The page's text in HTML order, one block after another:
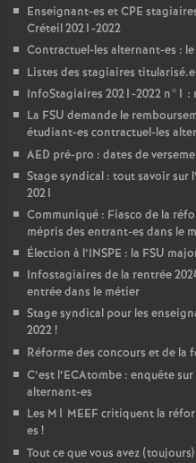
Enseignant-es etCPE
Créteil 2021-2022
Contractuel-les alternant-es : le
Listes des stagiaires
InfoStagiaires 2021-2022 n°1
La FSU demande le
étudiant-es contractuel-les
AED pré-pro : dates de
Stage syndical : tout savoir sur
2021
Communiqué : Fiasco de la
mépris des entrant-es dans le
Élection à l’INSPE : la FSU
Infostagiaires de la rentrée
entrée dans le métier
Stage syndical pour les
2022!
Réforme des concours et de
C’est l’ECAtombe : enquête
alternant-es
Les M1 MEEFcritiquent la
es !
Tout ce que vous avez